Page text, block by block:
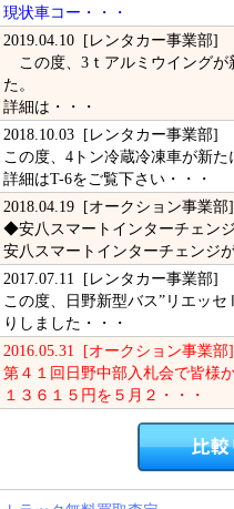
現状車コー・・・
2019.04.10 [レンタカー事業部]
この度、3ｔアルミウイングが
た。
詳細は・・・
2018.10.03 [レンタカー事業部]
この度、4トン冷蔵冷凍車が新た
詳細はT-6をご覧下さい・・・
2018.04.19 [オークション事業部]
◆安八スマートインターチェン
安八スマートインターチェンジ
2017.07.11 [レンタカー事業部]
この度、日野新型バス”リエッ
りしました・・・
2016.05.31 [オークション事業部]
第４１回日野中部入札会で皆様
１３６１５円を５月２・・・